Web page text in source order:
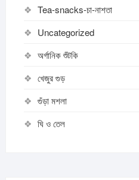
Tea-snacks-চা-নাশতা
Uncategorized
অর্গানিক শুঁটকি
খেজুর গুড়
গুঁড়া মশলা
ঘি ও তেল